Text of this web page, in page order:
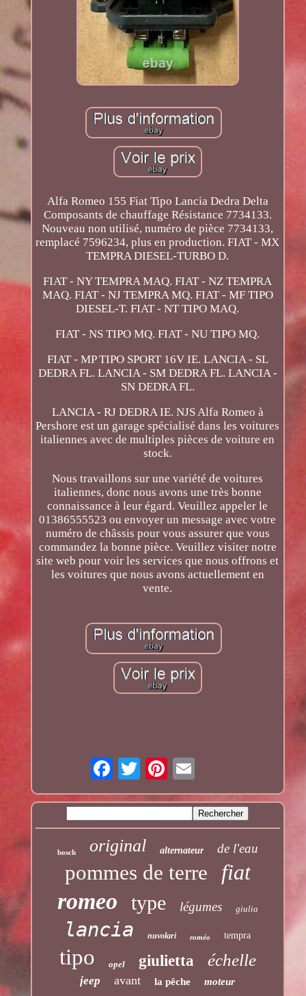
Alfa Romeo 155 Fiat Tipo Lancia Dedra Delta
Composants de chauffage Résistance 7734133.
Nouveau non utilisé, numéro de pièce 7734133,
remplacé 7596234, plus en production. FIAT - MX
TEMPRA DIESEL-TURBO D.
FIAT - NY TEMPRA MAQ. FIAT - NZ TEMPRA
MAQ. FIAT - NJ TEMPRA MQ. FIAT - MF TIPO
DIESEL-T. FIAT - NT TIPO MAQ.
FIAT - NS TIPO MQ. FIAT - NU TIPO MQ.
FIAT - MP TIPO SPORT 16V IE. LANCIA - SL
DEDRA FL. LANCIA - SM DEDRA FL. LANCIA -
SN DEDRA FL.
LANCIA - RJ DEDRA IE. NJS Alfa Romeo à
Pershore est un garage spécialisé dans les voitures
italiennes avec de multiples pièces de voiture en
stock.
Nous travaillons sur une variété de voitures
italiennes, donc nous avons une très bonne
connaissance à leur égard. Veuillez appeler le
01386555523 ou envoyer un message avec votre
numéro de châssis pour vous assurer que vous
commandez la bonne pièce. Veuillez visiter notre
site web pour voir les services que nous offrons et
les voitures que nous avons actuellement en
vente.
bosch original alternateur de l'eau
pommes de terre fiat
romeo type légumes giulia
lancia nuvolari roméo tempra
tipo opel giulietta échelle
jeep avant la pêche moteur